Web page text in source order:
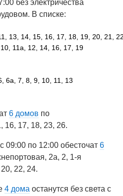
без электричества
В списке:
13, 14, 15, 16, 17, 18, 19, 20, 21,
11а, 12, 14, 16, 17, 19
6а, 7, 8, 9, 10, 11, 13
6 домов по
16, 17, 18, 23, 26.
09:00 по 12:00 обесточат 6
2а, 2, 1-я
22, 24.
4 дома останутся без света с